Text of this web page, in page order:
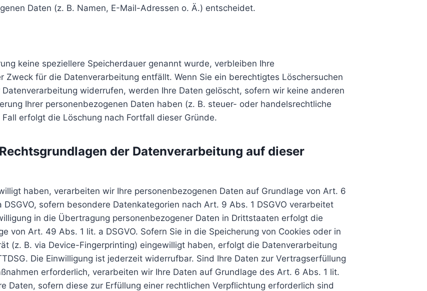
Daten (z. B. Namen, E-Mail-Adressen o. Ä.) entscheidet.
keine speziellere Speicherdauer genannt wurde, verbleiben Ihre
Zweck für die Datenverarbeitung entfällt. Wenn Sie ein berechtigtes Löschersuchen
widerrufen, werden Ihre Daten gelöscht, sofern wir keine anderen
Ihrer personenbezogenen Daten haben (z. B. steuer- oder handelsrechtliche
erfolgt die Löschung nach Fortfall dieser Gründe.
der Datenverarbeitung auf dieser
haben, verarbeiten wir Ihre personenbezogenen Daten auf Grundlage von Art. 6
sofern besondere Datenkategorien nach Art. 9 Abs. 1 DSGVO verarbeitet
in die Übertragung personenbezogener Daten in Drittstaaten erfolgt die
von Art. 49 Abs. 1 lit. a DSGVO. Sofern Sie in die Speicherung von Cookies oder in
(z. B. via Device-Fingerprinting) eingewilligt haben, erfolgt die Datenverarbeitung
Die Einwilligung ist jederzeit widerrufbar. Sind Ihre Daten zur Vertragserfüllung
erforderlich, verarbeiten wir Ihre Daten auf Grundlage des Art. 6 Abs. 1 lit.
Daten, sofern diese zur Erfüllung einer rechtlichen Verpflichtung erforderlich sind